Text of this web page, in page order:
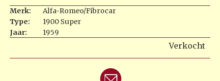
Merk:
Alfa-Romeo/Fibrocar
Type:
1900 Super
Jaar:
1959
Verkocht